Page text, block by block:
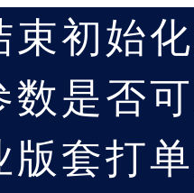
束初始
数是否
版套打